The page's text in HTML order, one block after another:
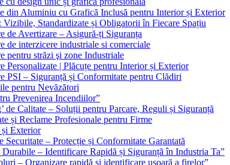
din Aluminiu cu Grafică Inclusă pentru Interior și Exterior
Vizibile, Standardizate și Obligatorii în Fiecare Spațiu
de Avertizare – Asigură-ți Siguranța
de interzicere industriale si comerciale
pentru străzi şi zone Industriale
Personalizate | Plăcuțe pentru Interior și Exterior
PSI – Siguranță și Conformitate pentru Clădiri
pentru Nevăzători
Prevenirea Incendiilor”
de Calitate – Soluții pentru Parcare, Reguli și Siguranță
și Reclame Profesionale pentru Firme
Exterior
Securitate – Protecție și Conformitate Garantată
Durabile – Identificare Rapidă și Siguranță în Industria Ta”
– Organizare rapidă și identificare ușoară a firelor”